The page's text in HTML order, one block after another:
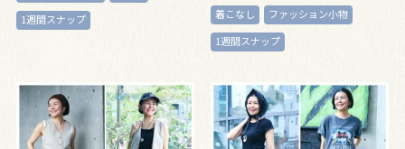
1週間スナップ
着こなし
ファッション小物
1週間スナップ